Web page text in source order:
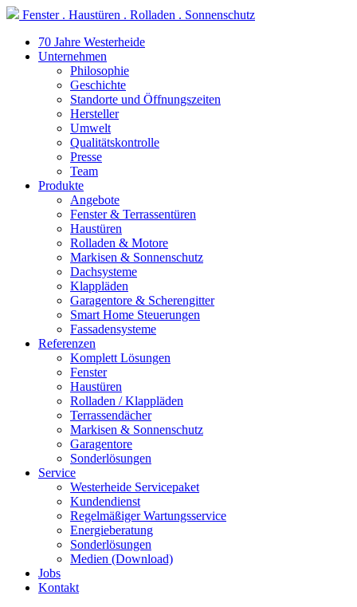
Fenster . Haustüren . Rolladen . Sonnenschutz
70 Jahre Westerheide
Unternehmen
Philosophie
Geschichte
Standorte und Öffnungszeiten
Hersteller
Umwelt
Qualitätskontrolle
Presse
Team
Produkte
Angebote
Fenster & Terrassentüren
Haustüren
Rolladen & Motore
Markisen & Sonnenschutz
Dachsysteme
Klappläden
Garagentore & Scherengitter
Smart Home Steuerungen
Fassadensysteme
Referenzen
Komplett Lösungen
Fenster
Haustüren
Rolladen / Klappläden
Terrassendächer
Markisen & Sonnenschutz
Garagentore
Sonderlösungen
Service
Westerheide Servicepaket
Kundendienst
Regelmäßiger Wartungsservice
Energieberatung
Sonderlösungen
Medien (Download)
Jobs
Kontakt